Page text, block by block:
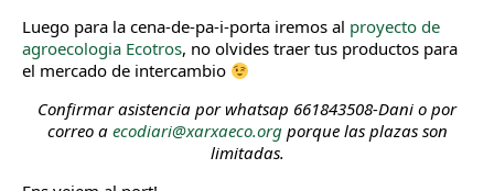
Luego para la cena-de-pa-i-porta iremos al proyecto de
agroecologia Ecotros, no olvides traer tus productos para
el mercado de intercambio
Confirmar asistencia por whatsap 661843508-Dani o por
correo a ecodiari@xarxaeco.orgporque las plazas son
limitadas.